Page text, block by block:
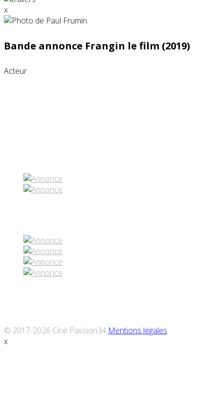
x
Bande annonce Frangin le film (2019)
Acteur
© 2017-2026 Ciné Passion34 Mentions légales
x